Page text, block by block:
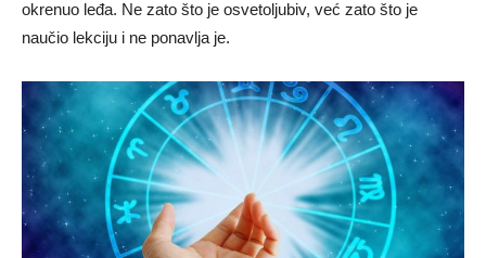
okrenuo leđa. Ne zato što je osvetoljubiv, već zato što je
naučio lekciju i ne ponavlja je.